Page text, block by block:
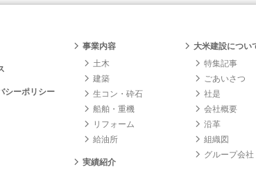
シーポリシー
事業内容
土木
建築
生コン・砕石
船舶・重機
リフォーム
給油所
実績紹介
大米建設につい
特集記事
ごあいさつ
社是
会社概要
沿革
組織図
グループ会社